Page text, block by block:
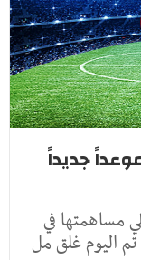
جديداً
مساهمتها في
اليوم غلق مل